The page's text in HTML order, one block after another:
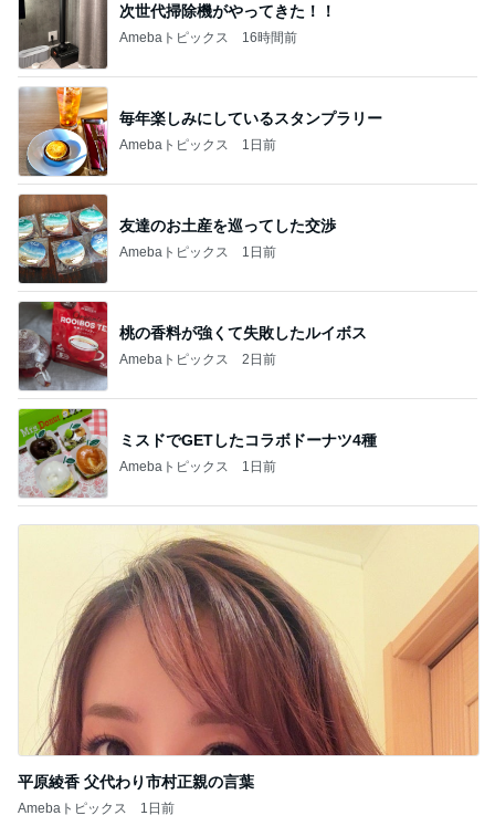
次世代掃除機がやってきた！！
Amebaトピックス 16時間前
毎年楽しみにしているスタンプラリー
Amebaトピックス 1日前
友達のお土産を巡ってした交渉
Amebaトピックス 1日前
桃の香料が強くて失敗したルイボス
Amebaトピックス 2日前
ミスドでGETしたコラボドーナツ4種
Amebaトピックス 1日前
平原綾香 父代わり市村正親の言葉
Amebaトピックス 1日前